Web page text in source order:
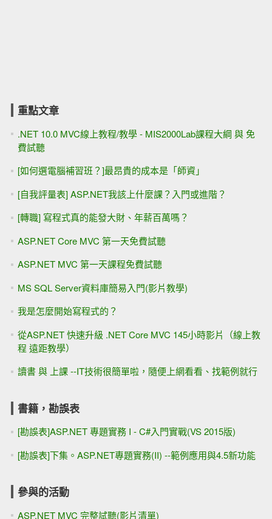
重點文章
.NET 10.0 MVC線上教程/教學 - MIS2000Lab課程大綱 與 免
費試聽
[如何選電腦補習班？]最昂貴的成本是「師資」
[自我評量表] ASP.NET我該上什麼課？入門或進階？
[轉職] 寫程式真的能發大財、年薪百萬嗎？
ASP.NET Core MVC 第一天免費試聽
ASP.NET MVC 第一天課程免費試聽
MS SQL Server資料庫簡易入門(影片教學)
我是怎麼開始寫程式的？
從ASP.NET 快速升級 .NET Core MVC 145小時影片（線上教
程 遠距教學）
讀書 與 上課 --IT技術很簡單啦，隨便上網看看、找範例就行
書籍，勘誤表
[勘誤表]ASP.NET 專題實務 I - C#入門實戰(VS 2015版)
[勘誤表]下集。ASP.NET專題實務(II) --範例應用與4.5新功能
參與的活動
ASP.NET MVC 完整試聽(影片清單)